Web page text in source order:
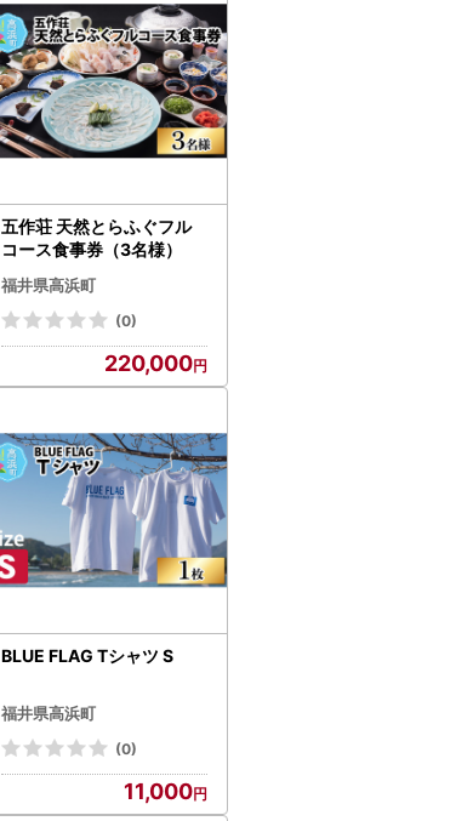
五作荘 天然とらふぐフル
コース食事券（3名様）
福井県高浜町
(0)
220,000
BLUE FLAG Tシャツ S
福井県高浜町
(0)
11,000